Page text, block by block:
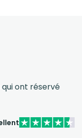
ont réservé